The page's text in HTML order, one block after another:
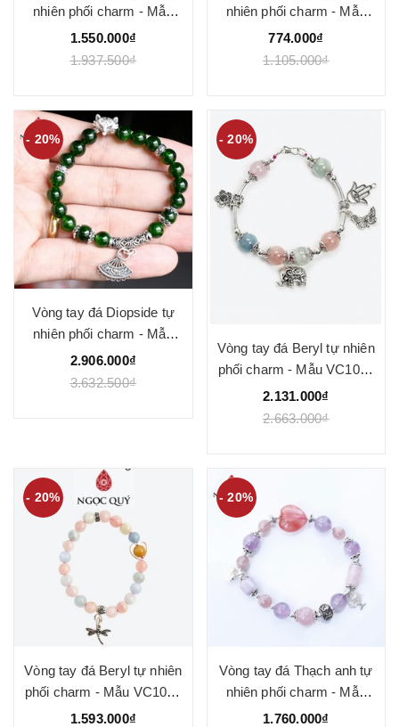
nhiên phối charm - Mẫu
VC1082 - Ngọc Quý
1.550.000₫
1.937.500₫
nhiên phối charm - Mẫu
VC1083 - Ngọc Quý
774.000₫
1.105.000₫
- 20%
Vòng tay đá Diopside tự
nhiên phối charm - Mẫu
VC1085 - Ngọc Quý
2.906.000₫
3.632.500₫
- 20%
Vòng tay đá Beryl tự nhiên
phối charm - Mẫu VC1090
- Ngọc Quý
2.131.000₫
2.663.000₫
- 20%
Vòng tay đá Beryl tự nhiên
phối charm - Mẫu VC1096
- Ngọc Quý
1.593.000₫
- 20%
Vòng tay đá Thạch anh tự
nhiên phối charm - Mẫu
VC1100 - Ngọc Quý
1.760.000₫